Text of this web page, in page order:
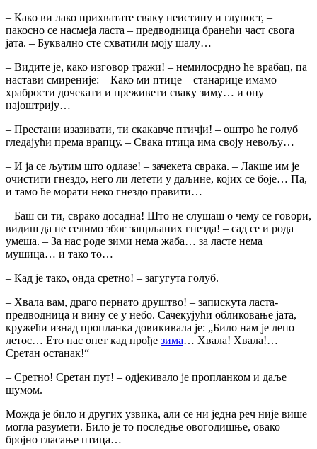
– Како ви лако прихватате сваку неистину и глупост, –
пакосно се насмеја ласта – предводница бранећи част свога
јата. – Буквално сте схватили моју шалу…
– Видите је, како изговор тражи! – немилосрдно ће врабац, па
настави смиреније: – Како ми птице – станарице имамо
храбрости дочекати и преживети сваку зиму… и ону
најоштрију…
– Престани изазивати, ти скакавче птичји! – оштро ће голуб
гледајући према врапцу. – Свака птица има своју невољу…
– И ја се љутим што одлазе! – зачекета сврака. – Лакше им је
очистити гнездо, него ли летети у даљине, којих се боје… Па,
и тамо ће морати неко гнездо правити…
– Баш си ти, сврако досадна! Што не слушаш о чему се говори,
видиш да не селимо због запрљаних гнезда! – сад се и рода
умеша. – За нас роде зими нема жаба… за ласте нема
мушица… и тако то…
– Кад је тако, онда сретно! – загугутa голуб.
– Хвала вам, драго пернато друштво! – запискутa ласта-
предводница и вину се у небо. Сачекујући обликовање јата,
кружeћи изнад пропланка довикивала је: „Било нам је лепо
летос… Ето нас опет кад прође зима… Хвала! Хвала!…
Сретан останак!“
– Сретно! Сретан пут! – одјекивало је пропланком и даље
шумом.
Можда је било и других узвика, али се ни једна реч није више
могла разумети. Било је то последње овогодишње, овако
бројно гласање птица…